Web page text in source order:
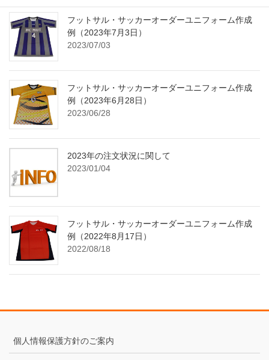
フットサル・サッカーオーダーユニフォーム作成
例（2023年7月3日）
2023/07/03
フットサル・サッカーオーダーユニフォーム作成
例（2023年6月28日）
2023/06/28
2023年の注文状況に関して
2023/01/04
フットサル・サッカーオーダーユニフォーム作成
例（2022年8月17日）
2022/08/18
個人情報保護方針のご案内